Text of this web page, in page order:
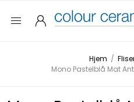
Hjem /
Mono Pastelblå Mat